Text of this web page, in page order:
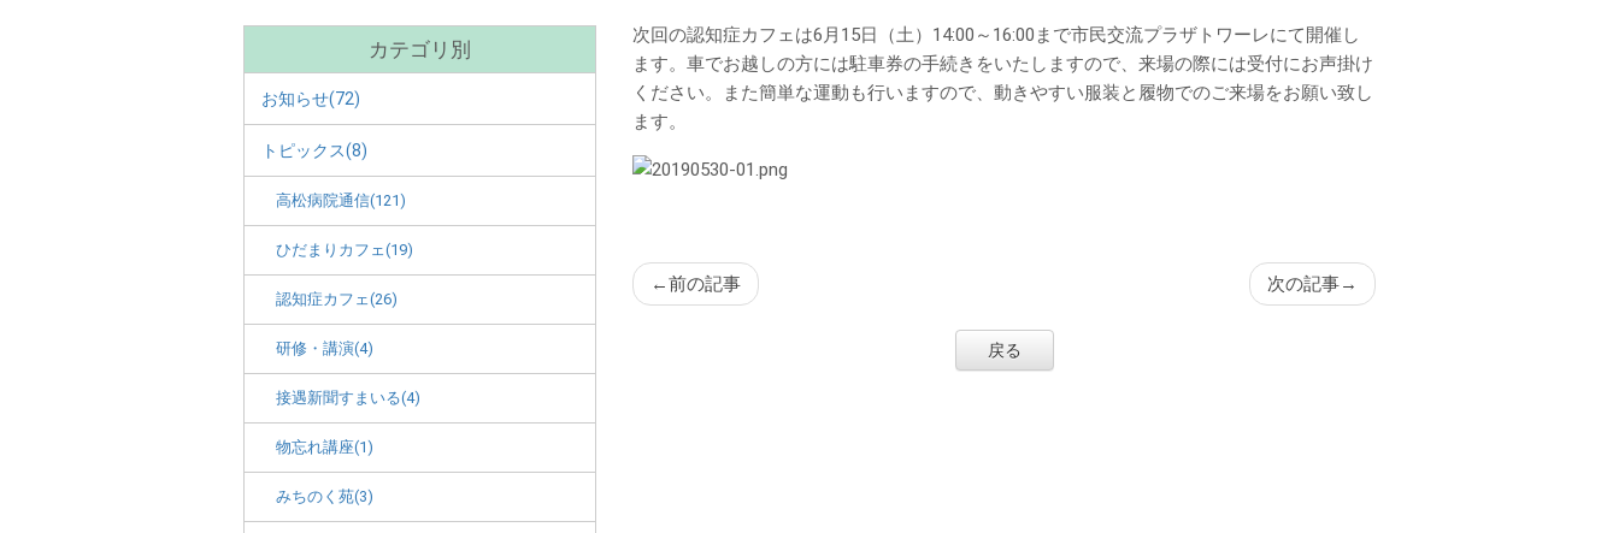
ツ
次回の認知症カフェは6月15日（土）14:00～16:00まで市民交流プラザトワーレにて開催し
ます。車でお越しの方には駐車券の手続きをいたしますので、来場の際には受付にお声掛け
ください。また簡単な運動も行いますので、動きやすい服装と履物でのご来場をお願い致し
ます。
←前の記事 次の記事→
戻る
カテゴリ別
お知らせ(72)
トピックス(8)
高松病院通信(121)
ひだまりカフェ(19)
認知症カフェ(26)
研修・講演(4)
接遇新聞すまいる(4)
物忘れ講座(1)
みちのく苑(3)